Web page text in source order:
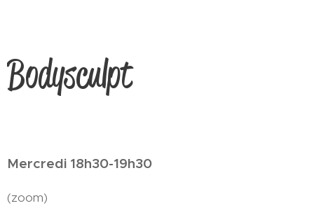
Bodysculpt
Mercredi 18h30-19h30
(zoom)